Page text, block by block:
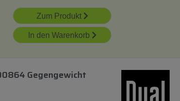
Zum Produkt
In den Warenkorb
Gegengewicht